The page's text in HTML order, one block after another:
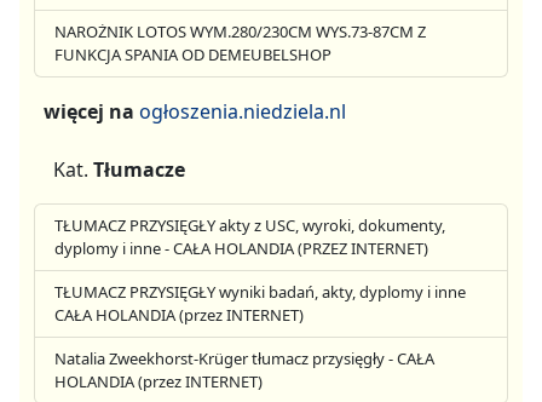
NAROŻNIK LOTOS WYM.280/230CM WYS.73-87CM Z
FUNKCJA SPANIA OD DEMEUBELSHOP
więcej na ogłoszenia.niedziela.nl
Kat. Tłumacze
TŁUMACZ PRZYSIĘGŁY akty z USC, wyroki, dokumenty,
dyplomy i inne - CAŁA HOLANDIA (PRZEZ INTERNET)
TŁUMACZ PRZYSIĘGŁY wyniki badań, akty, dyplomy i inne
CAŁA HOLANDIA (przez INTERNET)
Natalia Zweekhorst-Krüger tłumacz przysięgły - CAŁA
HOLANDIA (przez INTERNET)